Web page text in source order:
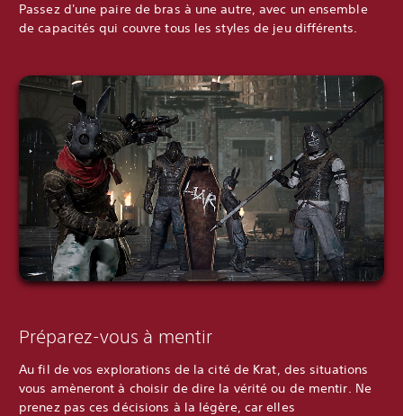
Passez d'une paire de bras à une autre, avec un ensemble
de capacités qui couvre tous les styles de jeu différents.
Préparez-vous à mentir
Au fil de vos explorations de la cité de Krat, des situations
vous amèneront à choisir de dire la vérité ou de mentir. Ne
prenez pas ces décisions à la légère, car elles